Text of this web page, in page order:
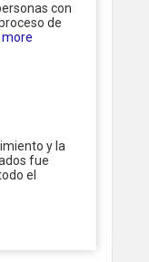
con
de
more
y la
fue
el